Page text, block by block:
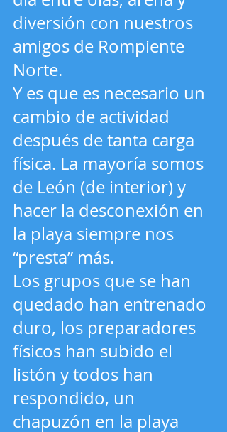
diversión con nuestros
amigos de Rompiente
Norte.
Y es que es necesario un
cambio de actividad
después de tanta carga
física. La mayoría somos
de León (de interior) y
hacer la desconexión en
la playa siempre nos
“presta” más.
Los grupos que se han
quedado han entrenado
duro, los preparadores
físicos han subido el
listón y todos han
respondido, un
chapuzón en la playa